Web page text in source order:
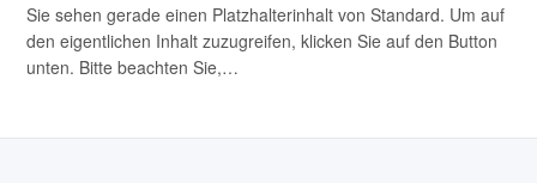
Sie sehen gerade einen Platzhalterinhalt von Standard. Um auf
den eigentlichen Inhalt zuzugreifen, klicken Sie auf den Button
unten. Bitte beachten Sie,…